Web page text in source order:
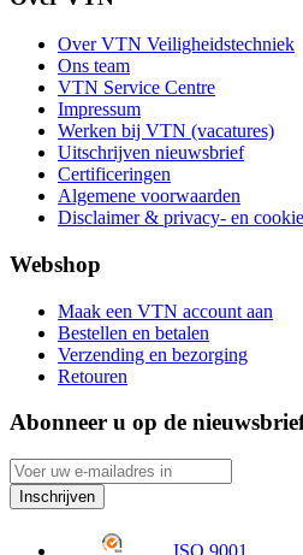
Over VTN Veiligheidstechniek
Ons team
VTN Service Centre
Impressum
Werken bij VTN (vacatures)
Uitschrijven nieuwsbrief
Certificeringen
Algemene voorwaarden
Disclaimer & privacy- en
Webshop
Maak een VTN account aan
Bestellen en betalen
Verzending en bezorging
Retouren
Abonneer u op de
Inschrijven
ISO 9001